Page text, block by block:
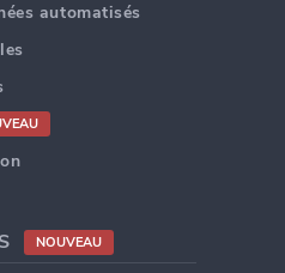
automatisés
NOUVEAU